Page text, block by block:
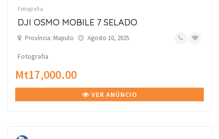
Fotografia
DJI OSMO MOBILE 7 SELADO
Província: Maputo Agosto 10, 2025
Fotografia
Mt17,000.00
VER ANÚNCIO